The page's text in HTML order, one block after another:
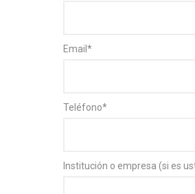
Email *
Teléfono*
Institución o empresa (si es